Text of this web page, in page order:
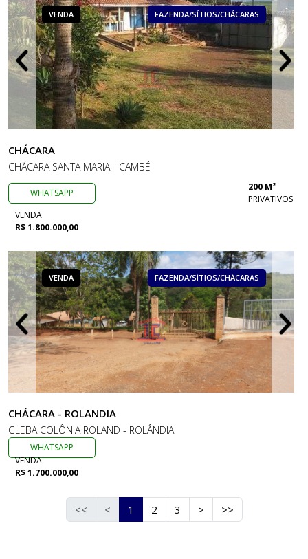
VENDA FAZENDA/SÍTIOS/CHÁCARAS
CHÁCARA
CHÁCARA SANTA MARIA - CAMBÉ
WHATSAPP
200 M²
PRIVATIVOS
VENDA
R$ 1.800.000,00
VENDA FAZENDA/SÍTIOS/CHÁCARAS
CHÁCARA - ROLANDIA
GLEBA COLÔNIA ROLAND - ROLÂNDIA
WHATSAPP
VENDA
R$ 1.700.000,00
<< < 1 2 3 > >>